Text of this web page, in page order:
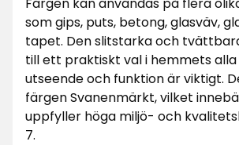
som gips, puts, betong, glasväv,
tapet. Den slitstarka och
till ett praktiskt val i hemmets
utseende och funktion är viktigt.
färgen Svanenmärkt, vilket
uppfyller höga miljö- och
7.